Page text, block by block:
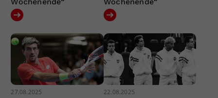
27.08.2025 22.08.2025